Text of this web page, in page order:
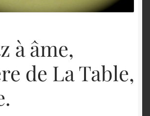
à âme,
de La Table,